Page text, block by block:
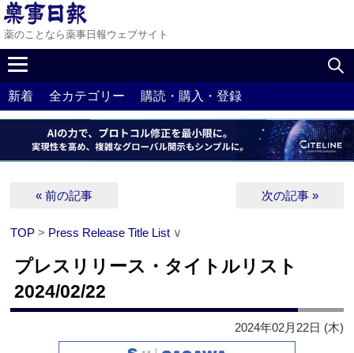
薬のことなら薬事日報ウェブサイト
新着 全カテゴリー 購読・購入・登録
« 前の記事 次の記事 »
TOP > Press Release Title List ∨
プレスリリース・タイトルリスト
2024/02/22
2024年02月22日 (木)